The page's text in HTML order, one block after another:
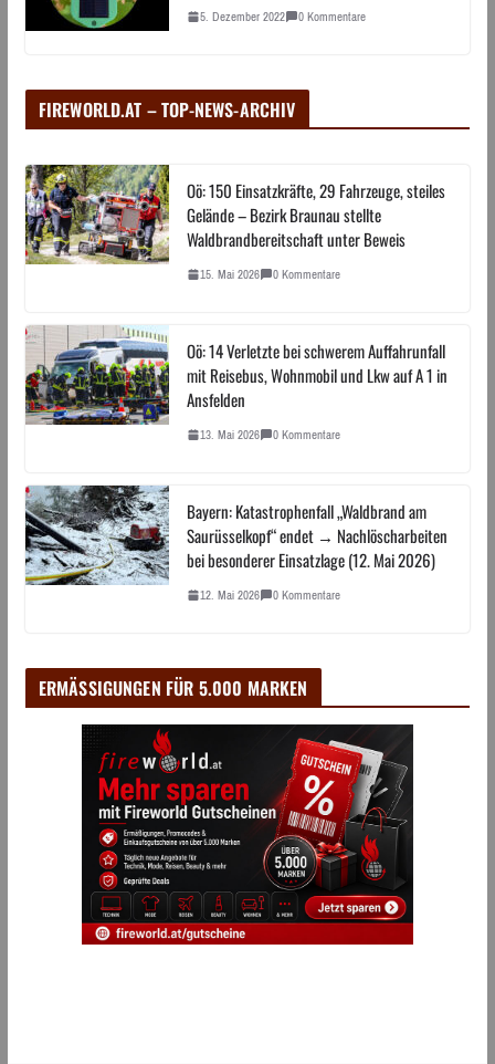
5. Dezember 2022 0 Kommentare
FIREWORLD.AT – TOP-NEWS-ARCHIV
Oö: 150 Einsatzkräfte, 29 Fahrzeuge, steiles
Gelände – Bezirk Braunau stellte
Waldbrandbereitschaft unter Beweis
15. Mai 2026 0 Kommentare
Oö: 14 Verletzte bei schwerem Auffahrunfall
mit Reisebus, Wohnmobil und Lkw auf A 1 in
Ansfelden
13. Mai 2026 0 Kommentare
Bayern: Katastrophenfall „Waldbrand am
Saurüsselkopf“ endet → Nachlöscharbeiten
bei besonderer Einsatzlage (12. Mai 2026)
12. Mai 2026 0 Kommentare
ERMÄSSIGUNGEN FÜR 5.000 MARKEN